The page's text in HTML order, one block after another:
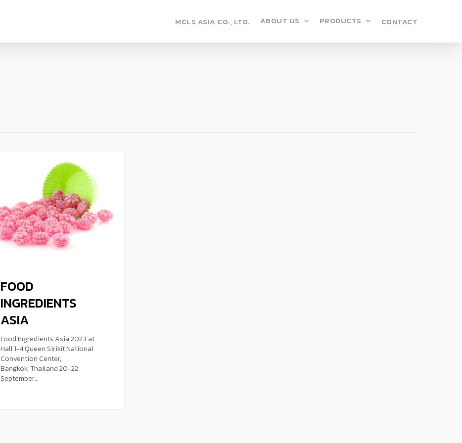
MCLS ASIA CO., LTD. ABOUT US PRODUCTS CONTACT
FOOD
INGREDIENTS
ASIA
Food Ingredients Asia 2023 at
Hall 1-4 Queen Sirikit National
Convention Center,
Bangkok, Thailand 20-22
September…